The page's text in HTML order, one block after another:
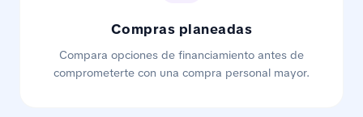
Compras planeadas
Compara opciones de financiamiento antes de
comprometerte con una compra personal mayor.